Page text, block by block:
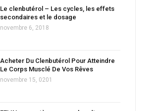
Le clenbutérol – Les cycles, les effets
secondaires et le dosage
novembre 6, 2018
Acheter Du Clenbutérol Pour Atteindre
Le Corps Musclé De Vos Rêves
novembre 15, 0201